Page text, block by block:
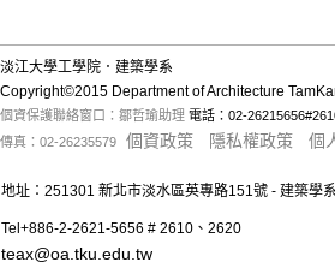
淡江大學工學院．建築學系
Copyright©2015 Department of Architecture
個資保護聯絡窗口：鄒哲瑜助理 電話：02-
傳真：02-26235579
個資政策 隱私權政策 個
地址：251301 新北市淡水區英專路151號 - 建築學系
Tel+886-2-2621-5656 # 2610、2620
teax@oa.tku.edu.tw